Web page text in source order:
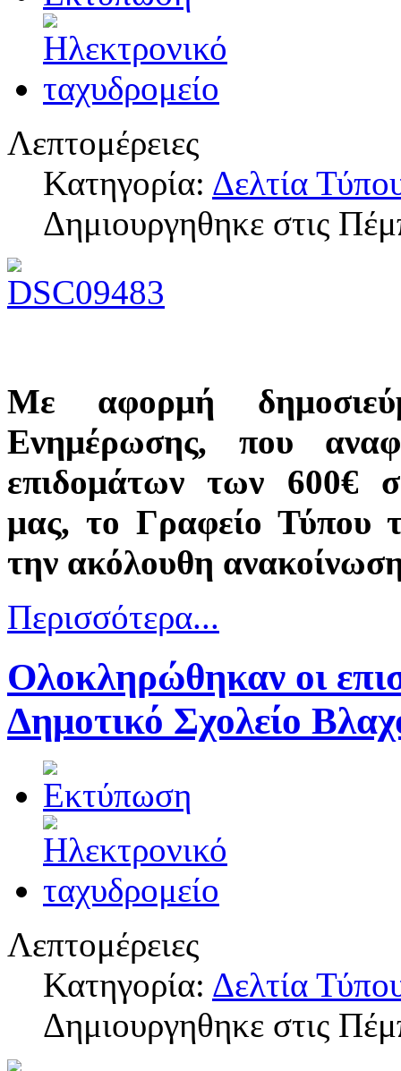
Λεπτομέρειες
Κατηγορία: Δελτία
Δημιουργηθηκε στις
Με αφορμή
Ενημέρωσης, που
επιδομάτων των 600€
μας, το Γραφείο Τύπου
την ακόλουθη
Περισσότερα...
Ολοκληρώθηκαν οι
Δημοτικό Σχολείο
Λεπτομέρειες
Κατηγορία: Δελτία
Δημιουργηθηκε στις